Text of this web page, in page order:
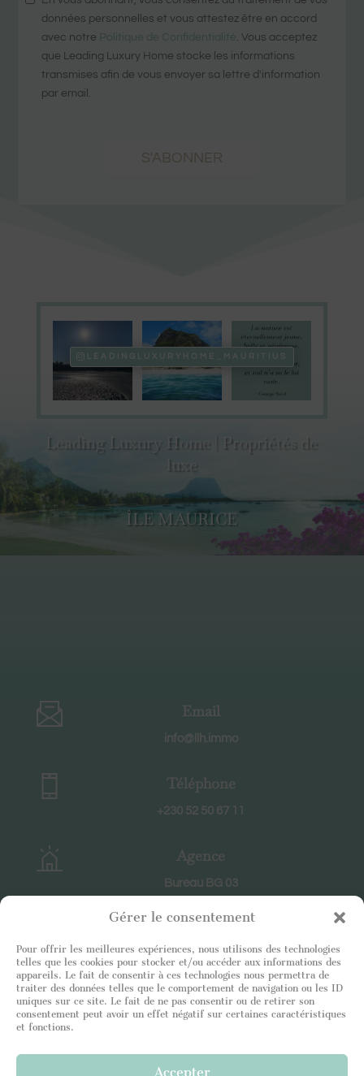
Gérer le consentement
Pour offrir les meilleures expériences, nous utilisons des technologies
telles que les cookies pour stocker et/ou accéder aux informations des
appareils. Le fait de consentir à ces technologies nous permettra de
traiter des données telles que le comportement de navigation ou les ID
uniques sur ce site. Le fait de ne pas consentir ou de retirer son
consentement peut avoir un effet négatif sur certaines caractéristiques
et fonctions.
Accepter
données personnelles et vous attestez être en accord
avec notre Politique de Confidentialité. Vous acceptez
que Leading Luxury Home stocke les informations
transmises afin de vous envoyer sa lettre d'information
par email.
S'ABONNER
LEADINGLUXURYHOME_MAURITIUS
Leading Luxury Home | Propriétés de
luxe
ÎLE MAURICE
Email
info@llh.immo
Téléphone
+230 52 50 67 11
Agence
Bureau BG 03
RIVIERE NOIRE
Horaires
En semaine : 8h30-18h30
Le samedi : 9h-12h